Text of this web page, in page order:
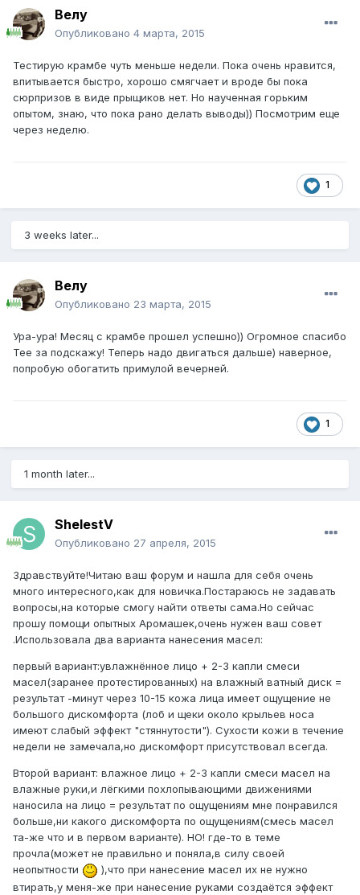
Велу
Опубликовано 4 марта, 2015
Тестирую крамбе чуть меньше недели. Пока очень нравится,
впитывается быстро, хорошо смягчает и вроде бы пока
сюрпризов в виде прыщиков нет. Но наученная горьким
опытом, знаю, что пока рано делать выводы)) Посмотрим еще
через неделю.
1
3 weeks later...
Велу
Опубликовано 23 марта, 2015
Ура-ура! Месяц с крамбе прошел успешно)) Огромное спасибо
Тее за подскажу! Теперь надо двигаться дальше) наверное,
попробую обогатить примулой вечерней.
1
1 month later...
ShelestV
Опубликовано 27 апреля, 2015
Здравствуйте!Читаю ваш форум и нашла для себя очень
много интересного,как для новичка.Постараюсь не задавать
вопросы,на которые смогу найти ответы сама.Но сейчас
прошу помощи опытных Аромашек,очень нужен ваш совет
.Использовала два варианта нанесения масел:
первый вариант:увлажнённое лицо + 2-3 капли смеси
масел(заранее протестированных) на влажный ватный диск =
результат -минут через 10-15 кожа лица имеет ощущение не
большого дискомфорта (лоб и щеки около крыльев носа
имеют слабый эффект "стяннутости"). Сухости кожи в течение
недели не замечала,но дискомфорт присутствовал всегда.
Второй вариант: влажное лицо + 2-3 капли смеси масел на
влажные руки,и лёгкими похлопывающими движениями
наносила на лицо = результат по ощущениям мне понравился
больше,ни какого дискомфорта по ощущениям(смесь масел
та-же что и в первом варианте). НО! где-то в теме
прочла(может не правильно и поняла,в силу своей
неопытности
),что при нанесение масел их не нужно
втирать,у меня-же при нанесение руками создаётся эффект